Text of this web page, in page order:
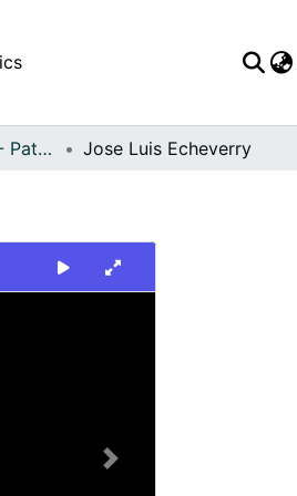
FFDO - Nacionales - Patrimonial Jose Luis Echeverry
Next